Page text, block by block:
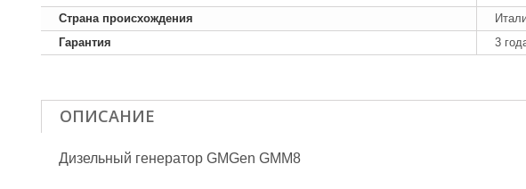
Страна происхождения
Гарантия
3
ОПИСАНИЕ
Дизельный генератор GMGen GMM8